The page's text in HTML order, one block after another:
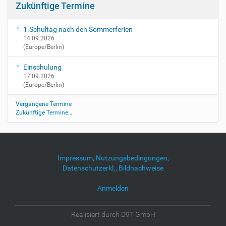
Zukünftige Termine
1.Schultag nach den Sommerferien
14.09.2026
(Europe/Berlin)
Einschulung
17.09.2026
(Europe/Berlin)
Vergangene Termine
Zukünftige Termine…
Impressum, Nutzungsbedingungen,
Datenschutzerkl., Bildnachweise
Anmelden
Realisiert durch D9T GmbH